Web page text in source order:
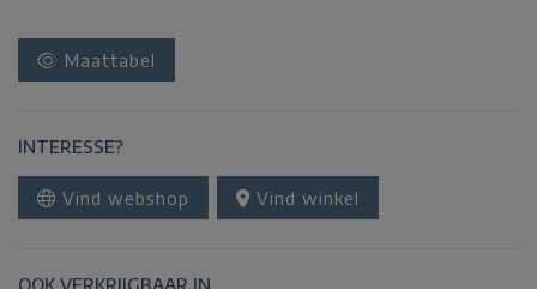
Maattabel
INTERESSE?
Vind webshop Vind winkel
OOK VERKRIJGBAAR IN